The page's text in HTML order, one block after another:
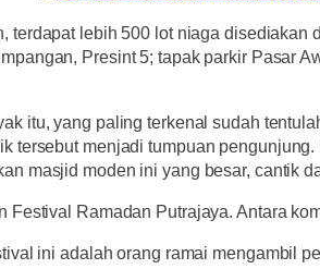
terdapat lebih 500 lot niaga
Presint 5; tapak parkir Pasar
itu, yang paling terkenal sudah
tersebut menjadi tumpuan
masjid moden ini yang besar, cantik
Festival Ramadan Putrajaya. Antara
ini adalah orang ramai mengambil